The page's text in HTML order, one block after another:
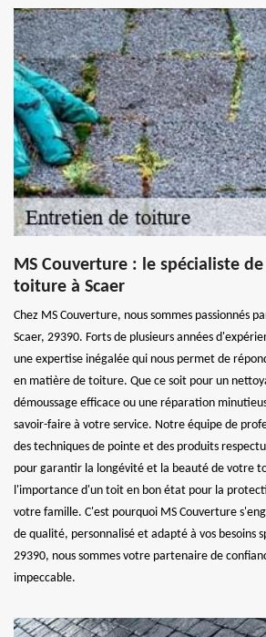
MS Couverture : le spécialiste
toiture à Scaer
Chez MS Couverture, nous sommes passionnés
Scaer, 29390. Forts de plusieurs années
une expertise inégalée qui nous permet de
en matière de toiture. Que ce soit pour un
démoussage efficace ou une réparation
savoir-faire à votre service. Notre équipe de
des techniques de pointe et des produits
pour garantir la longévité et la beauté de votre
l'importance d'un toit en bon état pour la
votre famille. C'est pourquoi MS Couverture
de qualité, personnalisé et adapté à vos besoins
29390, nous sommes votre partenaire de
impeccable.